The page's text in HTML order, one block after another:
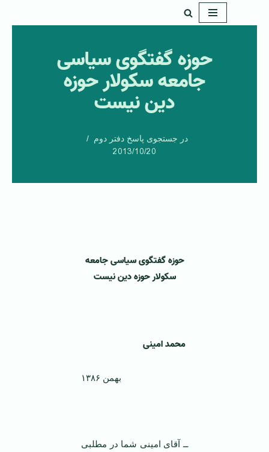
حوزه گفتگوی سیاسی
جامعه سکولار حوزه
دین نیست
در جستجوی پاسخ دفتر دوم
2013/10/20
حوزه گفتگوی سیاسی جامعه
سکولار حوزه دین نیست
محمد امینی
بهمن ۱۳۸۶
ــ آقای امینی شما در مطلبی